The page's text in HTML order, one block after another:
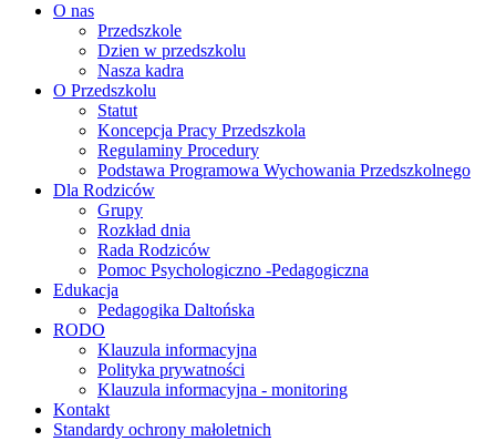
O nas
Przedszkole
Dzien w przedszkolu
Nasza kadra
O Przedszkolu
Statut
Koncepcja Pracy Przedszkola
Regulaminy Procedury
Podstawa Programowa Wychowania Przedszkolnego
Dla Rodziców
Grupy
Rozkład dnia
Rada Rodziców
Pomoc Psychologiczno -Pedagogiczna
Edukacja
Pedagogika Daltońska
RODO
Klauzula informacyjna
Polityka prywatności
Klauzula informacyjna - monitoring
Kontakt
Standardy ochrony małoletnich